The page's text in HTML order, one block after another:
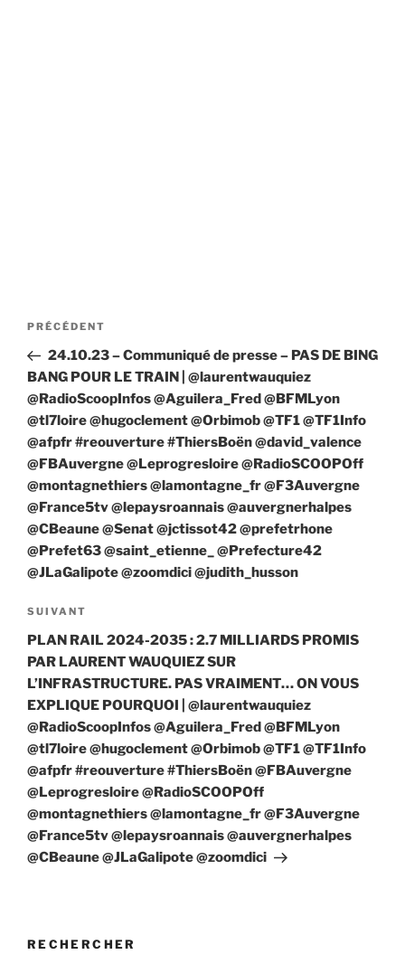
Navigation
l’article
Article
précédent
PRÉCÉDENT
24.10.23 – Communiqué de presse – PAS DE BING
BANG POUR LE TRAIN | @laurentwauquiez
@RadioScoopInfos @Aguilera_Fred @BFMLyon
@tl7loire @hugoclement @Orbimob @TF1 @TF1Info
@afpfr #reouverture #ThiersBoën @david_valence
@FBAuvergne @Leprogresloire @RadioSCOOPOff
@montagnethiers @lamontagne_fr @F3Auvergne
@France5tv @lepaysroannais @auvergnerhalpes
@CBeaune @Senat @jctissot42 @prefetrhone
@Prefet63 @saint_etienne_ @Prefecture42
@JLaGalipote @zoomdici @judith_husson
Article
suivant
SUIVANT
PLAN RAIL 2024-2035 : 2.7 MILLIARDS PROMIS
PAR LAURENT WAUQUIEZ SUR
L’INFRASTRUCTURE. PAS VRAIMENT… ON VOUS
EXPLIQUE POURQUOI | @laurentwauquiez
@RadioScoopInfos @Aguilera_Fred @BFMLyon
@tl7loire @hugoclement @Orbimob @TF1 @TF1Info
@afpfr #reouverture #ThiersBoën @FBAuvergne
@Leprogresloire @RadioSCOOPOff
@montagnethiers @lamontagne_fr @F3Auvergne
@France5tv @lepaysroannais @auvergnerhalpes
@CBeaune @JLaGalipote @zoomdici
RECHERCHER